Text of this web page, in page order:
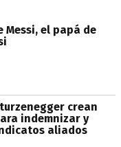
Messi, el papá de
crean
indemnizar y
aliados